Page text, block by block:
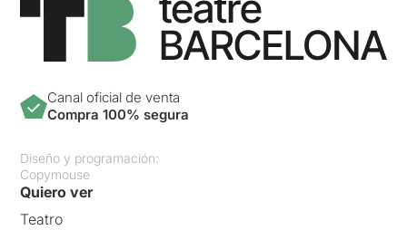
Canal oficial de venta
Compra 100% segura
Diseño y programación:
Copymouse
Quiero ver
Teatro